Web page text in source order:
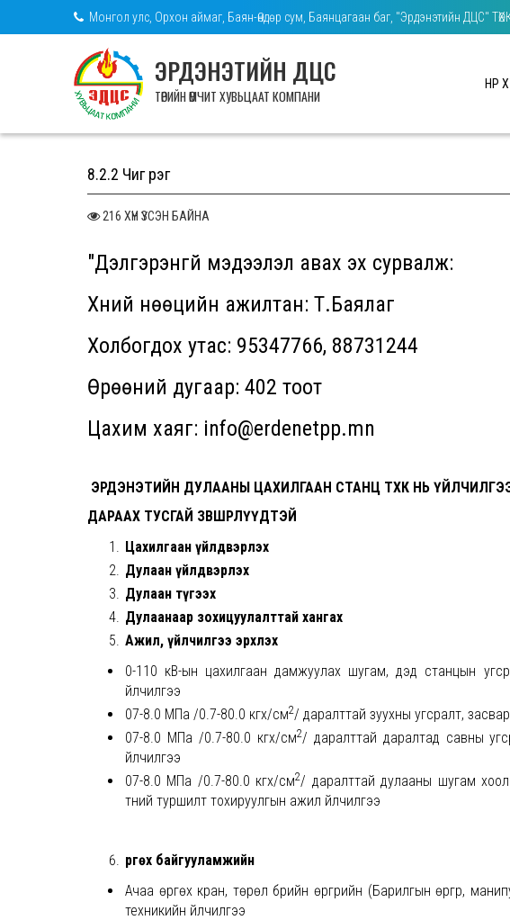
Монгол улс, Орхон аймаг, Баян-Өндөр сум, Баянцагаан баг, "Эрдэнэтийн ДЦС"
ЭРДЭНЭТИЙН ДЦС
ТӨРИЙН ӨМЧИТ ХУВЬЦААТ КОМПАНИ
8.2.2 Чиг үүрэг
216 ХҮН ҮЗСЭН БАЙНА
"Дэлгэрэнгүй мэдээлэл авах эх сурвалж:
Хүний нөөцийн ажилтан: Т.Баялаг
Холбогдох утас: 95347766, 88731244
Өрөөний дугаар: 402 тоот
Цахим хаяг: info@erdenetpp.mn
ЭРДЭНЭТИЙН ДУЛААНЫ ЦАХИЛГААН СТАНЦ ТӨХК НЬ
ДАРААХ ТУСГАЙ ЗӨВШӨӨРЛҮҮДТЭЙ
Цахилгаан үйлдвэрлэх
Дулаан үйлдвэрлэх
Дулаан түгээх
Дулаанаар зохицуулалттай хангах
Ажил, үйлчилгээ эрхлэх
0-110 кВ-ын цахилгаан дамжуулах шугам, дэд станцын
үйлчилгээ
07-8.0 МПа /0.7-80.0 кгх/см2/ даралттай зуухны угсралт,
07-8.0 МПа /0.7-80.0 кгх/см2/ даралттай даралтад савны
үйлчилгээ
07-8.0 МПа /0.7-80.0 кгх/см2/ даралттай дулааны шугам
түүний туршилт тохируулгын ажил үйлчилгээ
Өргөх байгууламжийн
Ачаа өргөх кран, төрөл бүрийн өргүүрийн (Барилгын өргүүр,
техникийн үйлчилгээ